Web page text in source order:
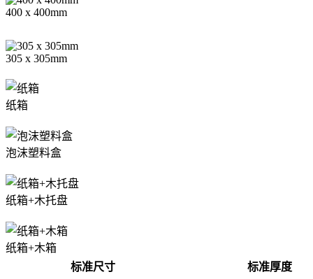
400 x 400mm
305 x 305mm
纸箱
泡沫塑料盒
纸箱+木托盘
纸箱+木箱
标准尺寸
标准厚度